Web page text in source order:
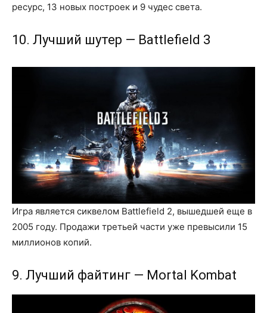
ресурс, 13 новых построек и 9 чудес света.
10. Лучший шутер — Battlefield 3
Игра является сиквелом Battlefield 2, вышедшей еще в
2005 году. Продажи третьей части уже превысили 15
миллионов копий.
9. Лучший файтинг — Mortal Kombat